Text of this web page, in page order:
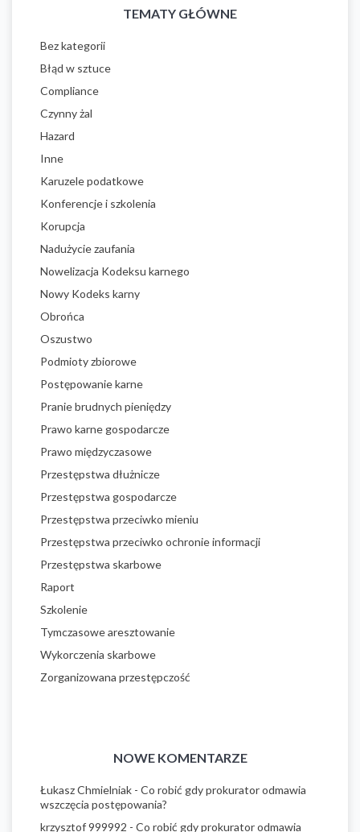
TEMATY GŁÓWNE
Bez kategorii
Błąd w sztuce
Compliance
Czynny żal
Hazard
Inne
Karuzele podatkowe
Konferencje i szkolenia
Korupcja
Nadużycie zaufania
Nowelizacja Kodeksu karnego
Nowy Kodeks karny
Obrońca
Oszustwo
Podmioty zbiorowe
Postępowanie karne
Pranie brudnych pieniędzy
Prawo karne gospodarcze
Prawo międzyczasowe
Przestępstwa dłużnicze
Przestępstwa gospodarcze
Przestępstwa przeciwko mieniu
Przestępstwa przeciwko ochronie informacji
Przestępstwa skarbowe
Raport
Szkolenie
Tymczasowe aresztowanie
Wykorczenia skarbowe
Zorganizowana przestępczość
NOWE KOMENTARZE
Łukasz Chmielniak - Co robić gdy prokurator odmawia
wszczęcia postępowania?
krzysztof 999992 - Co robić gdy prokurator odmawia